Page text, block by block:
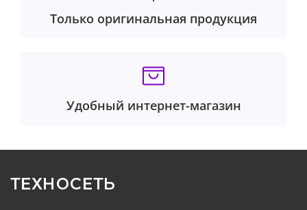
переход с разъёма Lightning на универсальный USB-
новую версию стандарта — здесь применён USB 3 со
скоростью до 10 Гбит/с. Интересной особенностью
здесь является возможность записи видео 4K60
Только оригинальная продукция
Удобный интернет-магазин
ТЕХНОСЕТЬ